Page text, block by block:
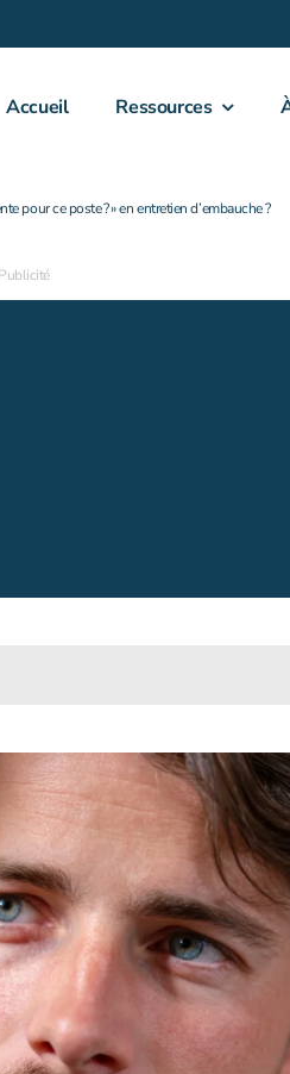
Accueil Ressources
pour ce poste ? » en entretien d’embauche ?
Publicité